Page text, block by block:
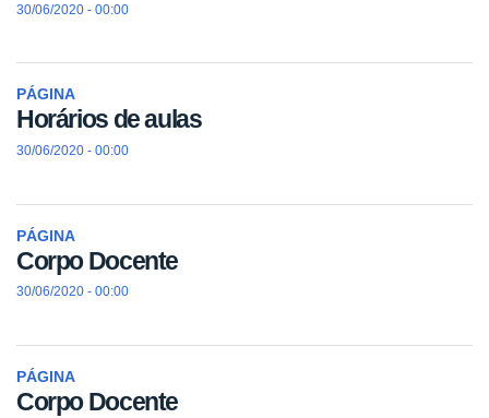
30/06/2020 - 00:00
PÁGINA
Horários de aulas
30/06/2020 - 00:00
PÁGINA
Corpo Docente
30/06/2020 - 00:00
PÁGINA
Corpo Docente